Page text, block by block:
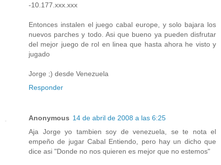
-10.177.xxx.xxx
Entonces instalen el juego cabal europe, y solo bajara los
nuevos parches y todo. Asi que bueno ya pueden disfrutar
del mejor juego de rol en linea que hasta ahora he visto y
jugado
Jorge ;) desde Venezuela
Responder
Anonymous 14 de abril de 2008 a las 6:25
Aja Jorge yo tambien soy de venezuela, se te nota el
empeño de jugar Cabal Entiendo, pero hay un dicho que
dice asi "Donde no nos quieren es mejor que no estemos"